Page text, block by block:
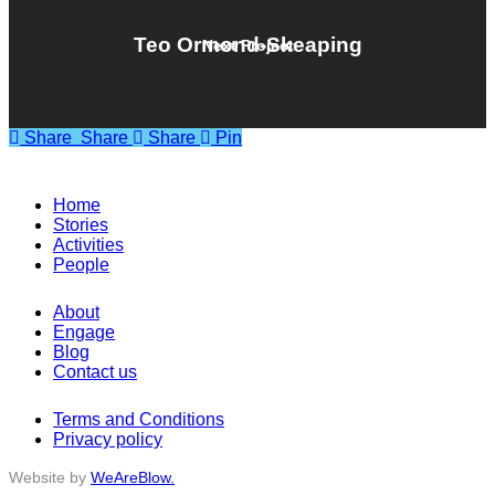
Next Project
Teo Ormond-Skeaping
Share
Share Share Share Pin
Home
Stories
Activities
People
About
Engage
Blog
Contact us
Terms and Conditions
Privacy policy
Website by WeAreBlow.